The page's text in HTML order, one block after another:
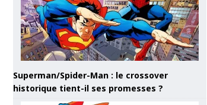
Superman/Spider-Man : le crossover
historique tient-il ses promesses ?